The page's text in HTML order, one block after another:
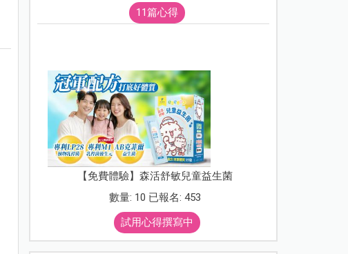
11篇心得
【免費體驗】森活舒敏兒童益生菌
數量: 10 已報名: 453
試用心得撰寫中